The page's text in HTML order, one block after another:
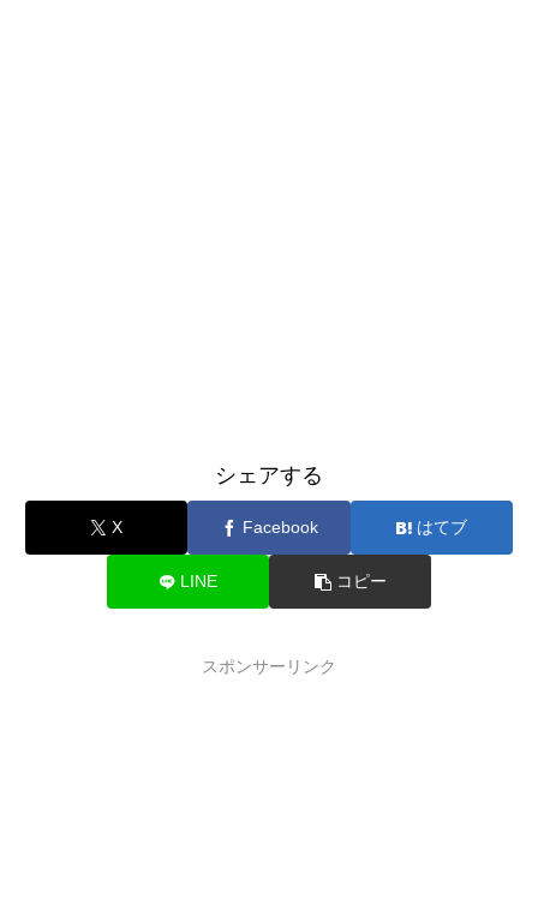
シェアする
X Facebook はてブ
LINE コピー
スポンサーリンク